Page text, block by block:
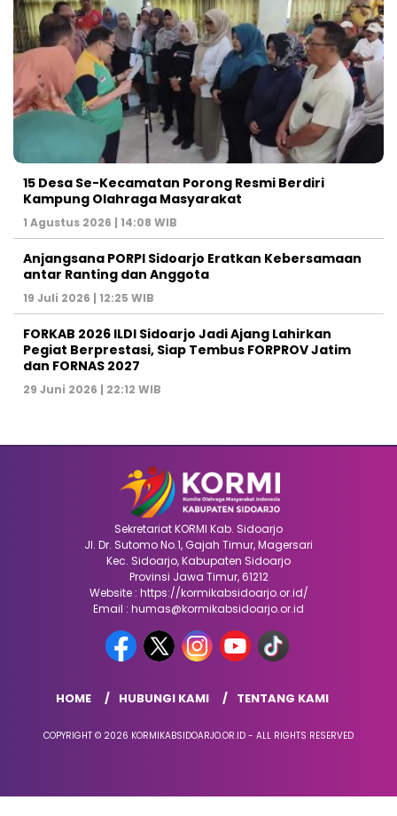
15 Desa Se-Kecamatan Porong Resmi Berdiri
Kampung Olahraga Masyarakat
1 Agustus 2026 | 14:08 WIB
Anjangsana PORPI Sidoarjo Eratkan Kebersamaan
antar Ranting dan Anggota
19 Juli 2026 | 12:25 WIB
FORKAB 2026 ILDI Sidoarjo Jadi Ajang Lahirkan
Pegiat Berprestasi, Siap Tembus FORPROV Jatim
dan FORNAS 2027
29 Juni 2026 | 22:12 WIB
Sekretariat KORMI Kab. Sidoarjo
Jl. Dr. Sutomo No.1, Gajah Timur, Magersari
Kec. Sidoarjo, Kabupaten Sidoarjo
Provinsi Jawa Timur, 61212
Website : https://kormikabsidoarjo.or.id/
Email : humas@kormikabsidoarjo.or.id
HOME HUBUNGI KAMI TENTANG KAMI
COPYRIGHT © 2026 KORMIKABSIDOARJO.OR.ID - ALL RIGHTS RESERVED